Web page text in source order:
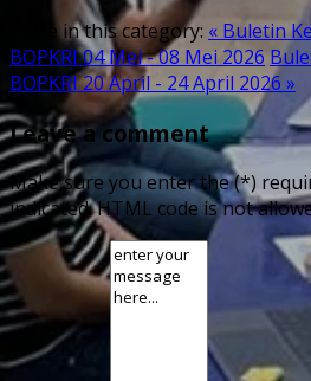
More in this category: « Buletin
BOPKRI 04 Mei - 08 Mei 2026
BOPKRI 20 April - 24 April 2026 »
Leave a comment
Make sure you enter the (*)
indicated. HTML code is not